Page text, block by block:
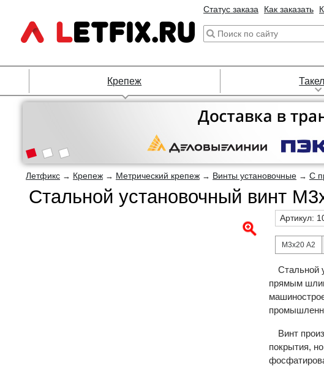
Статус заказа Как заказать
Крепеж
Летфикс → Крепеж → Метрический крепеж → Винты установочные → С
Стальной установочный винт
Артикул:
М3х20 А2
Стальной
прямым
Винт
покрытия,